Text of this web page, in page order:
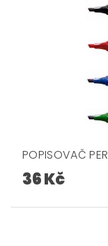
POPISOVAČ
36 Kč